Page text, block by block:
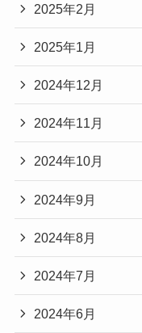
2025年2月
2025年1月
2024年12月
2024年11月
2024年10月
2024年9月
2024年8月
2024年7月
2024年6月